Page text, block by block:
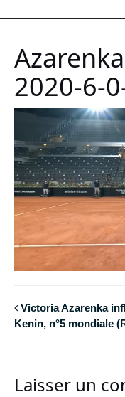
2020-6-
Victoria Azarenka
Kenin, n°5 mondiale
Laisser un